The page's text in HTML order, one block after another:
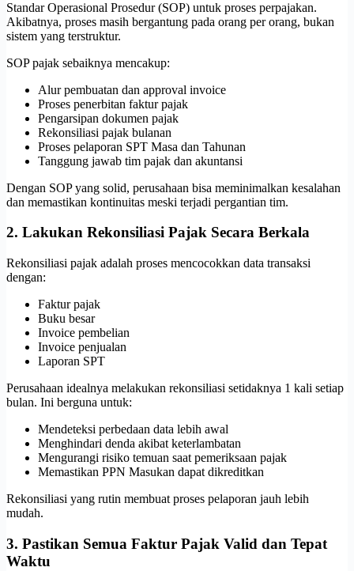
Standar Operasional Prosedur (SOP) untuk proses perpajakan.
Akibatnya, proses masih bergantung pada orang per orang, bukan
sistem yang terstruktur.
SOP pajak sebaiknya mencakup:
Alur pembuatan dan approval invoice
Proses penerbitan faktur pajak
Pengarsipan dokumen pajak
Rekonsiliasi pajak bulanan
Proses pelaporan SPT Masa dan Tahunan
Tanggung jawab tim pajak dan akuntansi
Dengan SOP yang solid, perusahaan bisa meminimalkan kesalahan
dan memastikan kontinuitas meski terjadi pergantian tim.
2. Lakukan Rekonsiliasi Pajak Secara Berkala
Rekonsiliasi pajak adalah proses mencocokkan data transaksi
dengan:
Faktur pajak
Buku besar
Invoice pembelian
Invoice penjualan
Laporan SPT
Perusahaan idealnya melakukan rekonsiliasi setidaknya 1 kali setiap
bulan. Ini berguna untuk:
Mendeteksi perbedaan data lebih awal
Menghindari denda akibat keterlambatan
Mengurangi risiko temuan saat pemeriksaan pajak
Memastikan PPN Masukan dapat dikreditkan
Rekonsiliasi yang rutin membuat proses pelaporan jauh lebih
mudah.
3. Pastikan Semua Faktur Pajak Valid dan Tepat
Waktu